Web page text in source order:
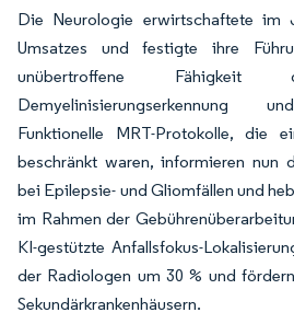
Die Neurologie erwirtschaftete im
Umsatzes und festigte ihre
unübertroffene
Demyelinisierungserkennung
Funktionelle MRT-Protokolle, die
beschränkt waren, informieren nun
bei Epilepsie- und Gliomfällen und
im Rahmen der
KI-gestützte Anfallsfokus-
der Radiologen um 30 % und
Sekundärkrankenhäusern.